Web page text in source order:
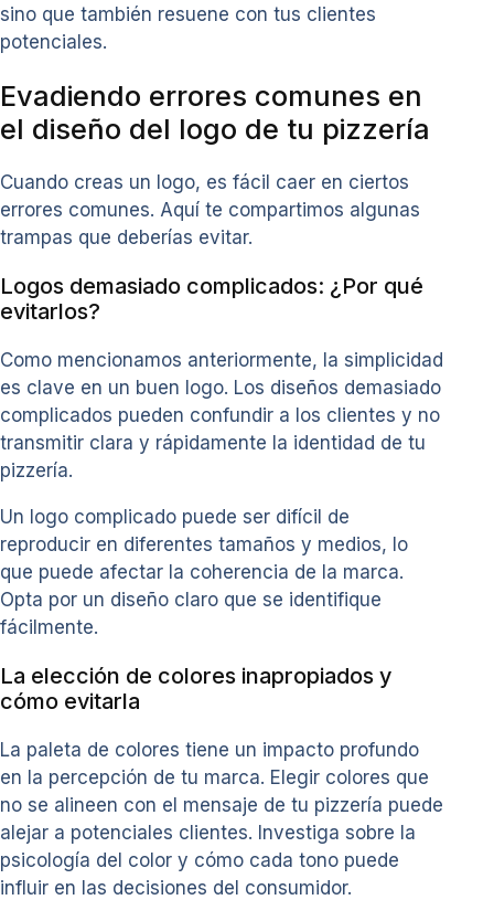
sino que también resuene con tus clientes
potenciales.
Evadiendo errores comunes en
el diseño del logo de tu pizzería
Cuando creas un logo, es fácil caer en ciertos
errores comunes. Aquí te compartimos algunas
trampas que deberías evitar.
Logos demasiado complicados: ¿Por qué
evitarlos?
Como mencionamos anteriormente, la simplicidad
es clave en un buen logo. Los diseños demasiado
complicados pueden confundir a los clientes y no
transmitir clara y rápidamente la identidad de tu
pizzería.
Un logo complicado puede ser difícil de
reproducir en diferentes tamaños y medios, lo
que puede afectar la coherencia de la marca.
Opta por un diseño claro que se identifique
fácilmente.
La elección de colores inapropiados y
cómo evitarla
La paleta de colores tiene un impacto profundo
en la percepción de tu marca. Elegir colores que
no se alineen con el mensaje de tu pizzería puede
alejar a potenciales clientes. Investiga sobre la
psicología del color y cómo cada tono puede
influir en las decisiones del consumidor.